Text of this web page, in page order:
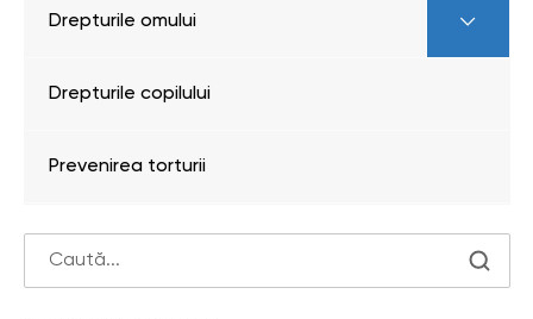
Drepturile omului
Drepturile copilului
Prevenirea torturii